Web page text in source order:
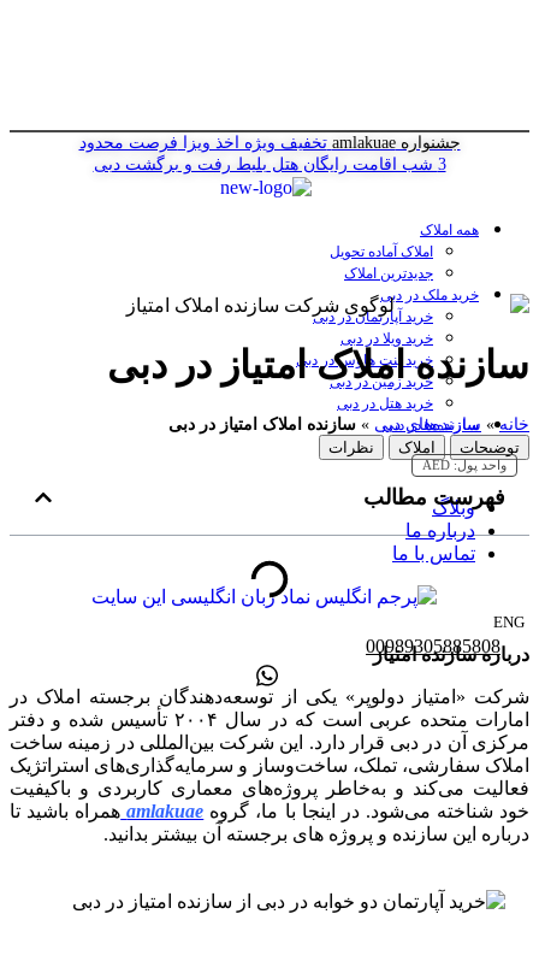
جشنواره amlakuae تخفیف ویژه اخذ ویزا فرصت محدود
3 شب اقامت رایگان هتل
بلیط رفت و برگشت دبی
همه املاک
املاک آماده تحویل
جدیدترین املاک
خرید ملک در دبی
خرید آپارتمان در دبی
خرید ویلا در دبی
خرید پنت هاوس در دبی
خرید زمین در دبی
خرید هتل در دبی
سازنده‌ها در دبی
واحد پول: AED
وبلاگ
درباره ما
تماس با ما
ENG
00989305885808
سازنده املاک امتیاز در دبی
خانه» سازنده‌های دبی » سازنده املاک امتیاز در دبی
توضیحات
املاک نظرات
فهرست مطالب
درباره سازنده امتیاز
شرکت «امتیاز دولوپر» یکی از توسعه‌دهندگان برجسته املاک در
امارات متحده عربی است که در سال ۲۰۰۴ تأسیس شده و دفتر
مرکزی آن در دبی قرار دارد. این شرکت بین‌المللی در زمینه ساخت
املاک سفارشی، تملک، ساخت‌وساز و سرمایه‌گذاری‌های استراتژیک
فعالیت می‌کند و به‌خاطر پروژه‌های معماری کاربردی و باکیفیت
خود شناخته می‌شود. در اینجا با ما، گروه amlakuae همراه باشید تا
درباره این سازنده و پروژه های برجسته آن بیشتر بدانید.